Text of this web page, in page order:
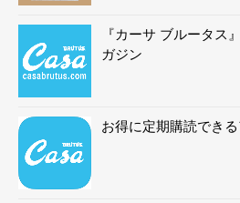
『カーサ ブルータス
ガジン
お得に定期購読できる